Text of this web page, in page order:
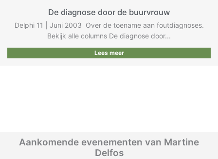
De diagnose door de buurvrouw
Delphi 11 | Juni 2003 Over de toename aan foutdiagnoses.
Bekijk alle columns De diagnose door...
Lees meer
Aankomende evenementen van Martine
Delfos